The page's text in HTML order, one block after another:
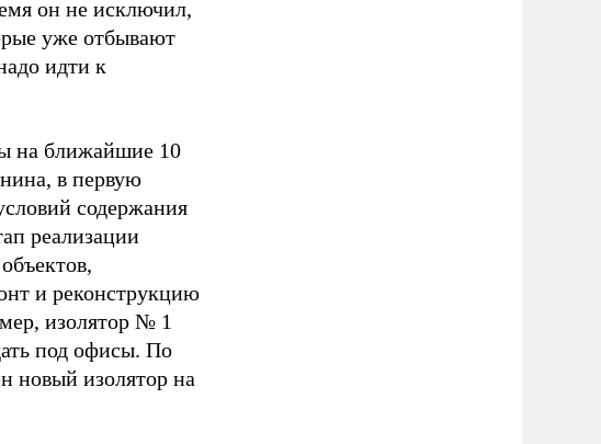
он не исключил,
уже отбывают
идти к
на ближайшие 10
в первую
содержания
реализации
и реконструкцию
изолятор № 1
под офисы. По
новый изолятор на